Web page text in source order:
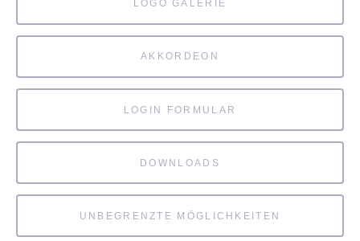
LOGO GALERIE
AKKORDEON
LOGIN FORMULAR
DOWNLOADS
UNBEGRENZTE MÖGLICHKEITEN